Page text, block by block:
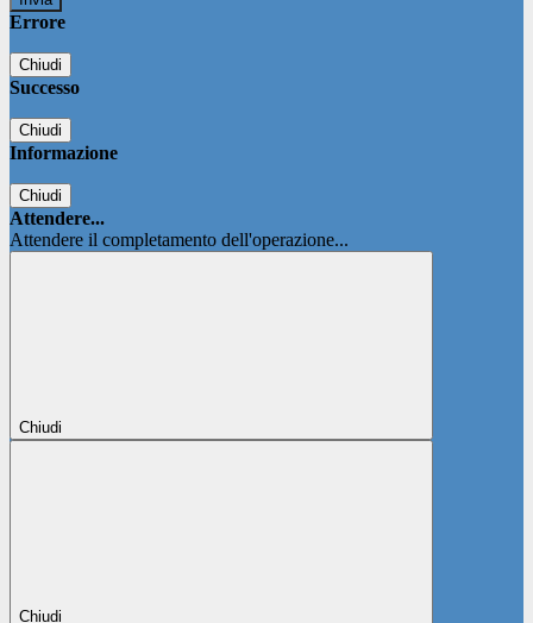
Errore
Chiudi
Successo
Chiudi
Informazione
Chiudi
Attendere...
Attendere il completamento dell'operazione...
Chiudi
Chiudi